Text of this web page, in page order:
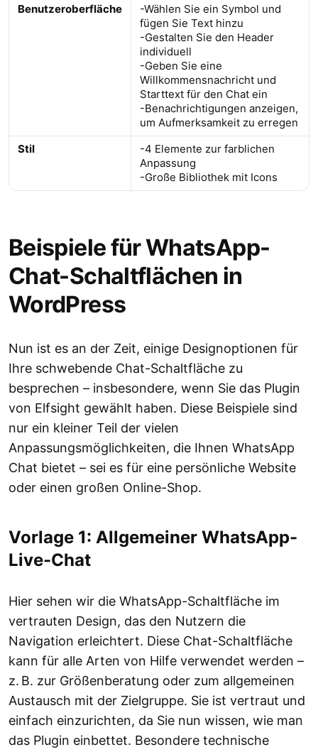
Benutzeroberfläche
-Wählen Sie ein Symbol und
fügen Sie Text hinzu
-Gestalten Sie den Header
individuell
-Geben Sie eine
Willkommensnachricht und
Starttext für den Chat ein
-Benachrichtigungen anzeigen,
um Aufmerksamkeit zu erregen
Stil
-4 Elemente zur farblichen
Anpassung
-Große Bibliothek mit Icons
Beispiele für WhatsApp-
Chat-Schaltflächen in
WordPress
Nun ist es an der Zeit, einige Designoptionen für
Ihre schwebende Chat-Schaltfläche zu
besprechen – insbesondere, wenn Sie das Plugin
von Elfsight gewählt haben. Diese Beispiele sind
nur ein kleiner Teil der vielen
Anpassungsmöglichkeiten, die Ihnen WhatsApp
Chat bietet – sei es für eine persönliche Website
oder einen großen Online-Shop.
Vorlage 1: Allgemeiner WhatsApp-
Live-Chat
Hier sehen wir die WhatsApp-Schaltfläche im
vertrauten Design, das den Nutzern die
Navigation erleichtert. Diese Chat-Schaltfläche
kann für alle Arten von Hilfe verwendet werden –
z. B. zur Größenberatung oder zum allgemeinen
Austausch mit der Zielgruppe. Sie ist vertraut und
einfach einzurichten, da Sie nun wissen, wie man
das Plugin einbettet. Besondere technische